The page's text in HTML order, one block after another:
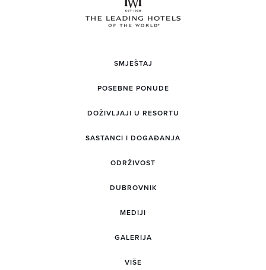
SMJEŠTAJ
POSEBNE PONUDE
DOŽIVLJAJI U RESORTU
SASTANCI I DOGAĐANJA
ODRŽIVOST
DUBROVNIK
MEDIJI
GALERIJA
VIŠE